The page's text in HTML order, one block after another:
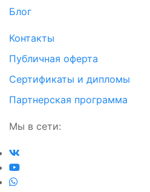
Блог
Контакты
Публичная оферта
Сертификаты и дипломы
Партнерская программа
Мы в сети: